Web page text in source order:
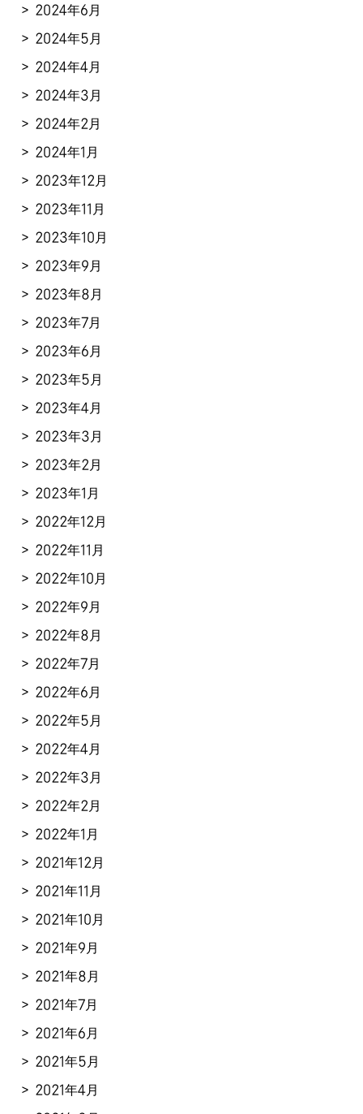
2024年6月
2024年5月
2024年4月
2024年3月
2024年2月
2024年1月
2023年12月
2023年11月
2023年10月
2023年9月
2023年8月
2023年7月
2023年6月
2023年5月
2023年4月
2023年3月
2023年2月
2023年1月
2022年12月
2022年11月
2022年10月
2022年9月
2022年8月
2022年7月
2022年6月
2022年5月
2022年4月
2022年3月
2022年2月
2022年1月
2021年12月
2021年11月
2021年10月
2021年9月
2021年8月
2021年7月
2021年6月
2021年5月
2021年4月